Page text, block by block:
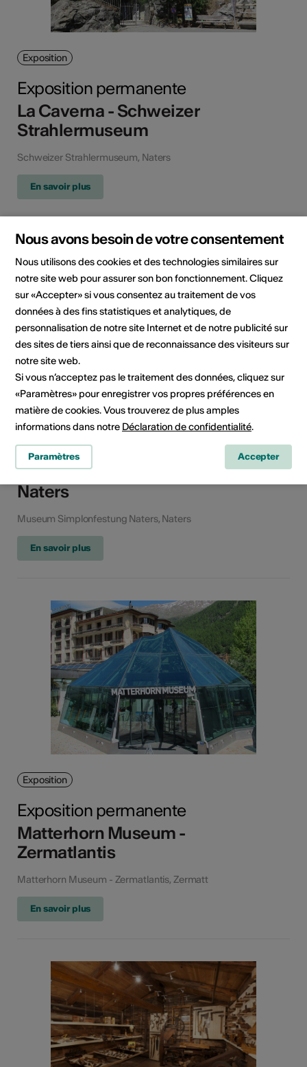
Exposition
Exposition permanente
La Caverna - Schweizer
Strahlermuseum
Schweizer Strahlermuseum, Naters
En savoir plus
Exposition permanente
La Caverna - Simplonfestung
Naters
Museum Simplonfestung Naters, Naters
En savoir plus
Exposition
Exposition permanente
Matterhorn Museum -
Zermatlantis
Matterhorn Museum - Zermatlantis, Zermatt
En savoir plus
Nous avons besoin de votre consentement
Nous utilisons des cookies et des technologies similaires sur
notre site web pour assurer son bon fonctionnement. Cliquez
sur «Accepter» si vous consentez au traitement de vos
données à des fins statistiques et analytiques, de
personnalisation de notre site Internet et de notre publicité sur
des sites de tiers ainsi que de reconnaissance des visiteurs sur
notre site web.
Si vous n’acceptez pas le traitement des données, cliquez sur
«Paramètres» pour enregistrer vos propres préférences en
matière de cookies. Vous trouverez de plus amples
informations dans notre Déclaration de confidentialité.
Paramètres Accepter